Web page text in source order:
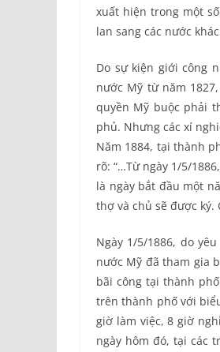
xuất hiện trong một
lan sang các nước
Do sự kiện giới công
nước Mỹ từ năm
quyền Mỹ buộc phải
phủ. Nhưng các xí
Năm 1884, tại thành
rõ: “…Từ ngày 1/5/
là ngày bắt đầu một
thợ và chủ sẽ được
Ngày 1/5/1886, do
nước Mỹ đã tham gia
bãi công tại thành
trên thành phố với
giờ làm việc, 8 giờ
ngày hôm đó, tại các